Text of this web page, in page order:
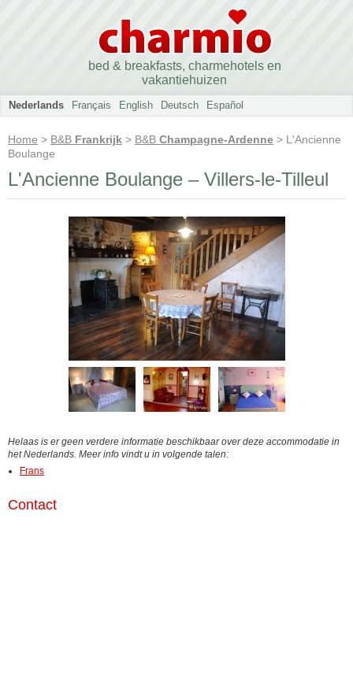
bed & breakfasts, charmehotels en
vakantiehuizen
Nederlands Français English Deutsch Español
Home > B&B Frankrijk > B&B Champagne-Ardenne > L'Ancienne
Boulange
L'Ancienne Boulange – Villers-le-Tilleul
Helaas is er geen verdere informatie beschikbaar over deze accommodatie in
het Nederlands. Meer info vindt u in volgende talen:
Frans
Contact